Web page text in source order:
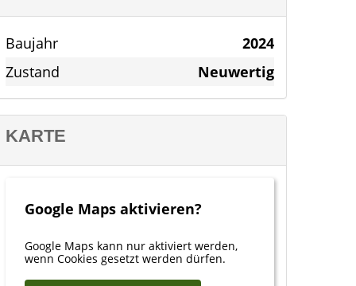
Baujahr
2024
Zustand
Neuwertig
KARTE
Google Maps aktivieren?
Google Maps kann nur aktiviert werden,
wenn Cookies gesetzt werden dürfen.